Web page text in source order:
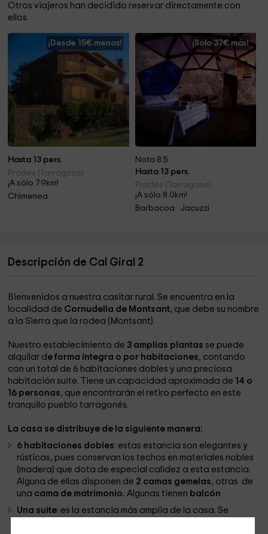
Otros viajeros han decidido reservar directamente con
ellos.
¡Desde 15€ menos!
Hasta 13 pers.
Prades (Tarragona)
¡A sólo 7.9km!
Chimenea
¡Sólo 37€ más!
Nota 8.5
Hasta 13 pers.
Prades (Tarragona)
¡A sólo 8.0km!
Barbacoa · Jacuzzi
Descripción de Cal Giral 2
Bienvenidos a nuestra casitar rural. Se encuentra en la
localidad de Cornudella de Montsant, que debe su nombre
a la Sierra que la rodea (Montsant).
Nuestro establecimiento de 3 amplias plantas se puede
alquilar d e forma íntegra o por habitaciones, contando
con un total de 6 habitaciones dobles y una preciosa
habitación suite. Tiene un capacidad aproximada de 14 o
16 personas, que encontrarán el retiro perfecto en este
tranquilo pueblo tarragonés.
La casa se distribuye de la siguiente manera:
6 habitaciones dobles: estas estancia son elegantes y
rústicas, pues conservan los techos en materiales nobles
(madera) que dota de especial calidez a esta estancia.
Alguna de ellas disponen de 2 camas gemelas, otras de
una cama de matrimonio. Algunas tienen balcón
Una suite: es la estancia más amplia de la casa. Se